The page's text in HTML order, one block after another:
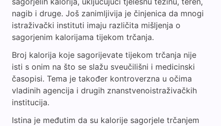
nagib i druge. Još zanimljivija je činjenica da mnogi
istraživački instituti imaju različita mišljenja o
sagorjenim kalorijama tijekom trčanja.
Broj kalorija koje sagorijevate tijekom trčanja nije
isti s onim na što se slažu sveučilišni i medicinski
časopisi. Tema je također kontroverzna u očima
vladinih agencija i drugih znanstvenoistraživačkih
institucija.
Istina je međutim da su kalorije sagorjele trčanjem